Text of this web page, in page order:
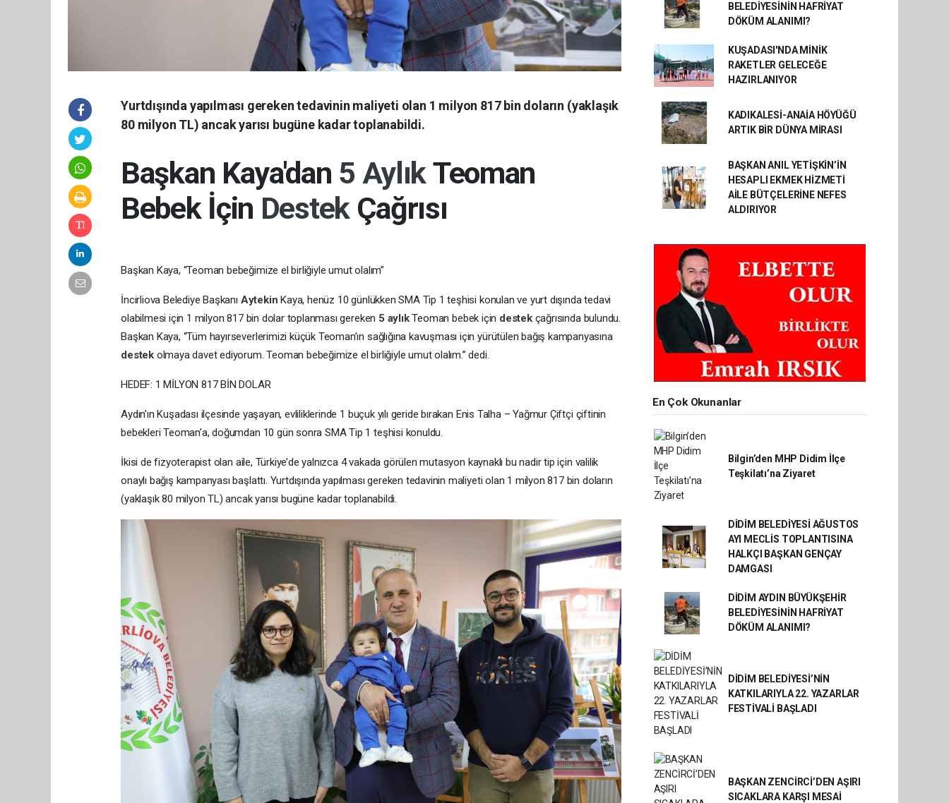
Yurtdışında yapılması gereken tedavinin maliyeti olan 1 milyon 817 bin doların (yaklaşık
80 milyon TL) ancak yarısı bugüne kadar toplanabildi.
Başkan Kaya'dan 5 Aylık Teoman
Bebek İçin Destek Çağrısı
Başkan Kaya, “Teoman bebeğimize el birliğiyle umut olalım”
İncirliova Belediye Başkanı AytekinKaya, henüz 10 günlükken SMA Tip 1 teşhisi konulan ve yurt dışında tedavi
olabilmesi için 1 milyon 817 bin dolar toplanması gereken 5 aylıkTeoman bebek için destek çağrısında bulundu.
Başkan Kaya, “Tüm hayırseverlerimizi küçük Teoman’ın sağlığına kavuşması için yürütülen bağış kampanyasına
destek olmaya davet ediyorum. Teoman bebeğimize el birliğiyle umut olalım.” dedi.
HEDEF: 1 MİLYON 817 BİN DOLAR
Aydın’ın Kuşadası ilçesinde yaşayan, evliliklerinde 1 buçuk yılı geride bırakan Enis Talha – Yağmur Çiftçi çiftinin
bebekleri Teoman’a, doğumdan 10 gün sonra SMA Tip 1 teşhisi konuldu.
İkisi de fizyoterapist olan aile, Türkiye’de yalnızca 4 vakada görülen mutasyon kaynaklı bu nadir tip için valilik
onaylı bağış kampanyası başlattı. Yurtdışında yapılması gereken tedavinin maliyeti olan 1 milyon 817 bin doların
(yaklaşık 80 milyon TL) ancak yarısı bugüne kadar toplanabildi.
BELEDİYESİNİN HAFRİYAT
DÖKÜM ALANIMI?
KUŞADASI'NDA MİNİK
RAKETLER GELECEĞE
HAZIRLANIYOR
KADIKALESİ-ANAİA HÖYÜĞÜ
ARTIK BİR DÜNYA MİRASI
BAŞKAN ANIL YETİŞKİN’İN
HESAPLI EKMEK HİZMETİ
AİLE BÜTÇELERİNE NEFES
ALDIRIYOR
En Çok Okunanlar
Bilgin’den MHP Didim İlçe
Teşkilatı’na Ziyaret
DİDİM BELEDİYESİ AĞUSTOS
AYI MECLİS TOPLANTISINA
HALKÇI BAŞKAN GENÇAY
DAMGASI
DİDİM AYDIN BÜYÜKŞEHİR
BELEDİYESİNİN HAFRİYAT
DÖKÜM ALANIMI?
DİDİM BELEDİYESİ’NİN
KATKILARIYLA 22. YAZARLAR
FESTİVALİ BAŞLADI
BAŞKAN ZENCİRCİ’DEN AŞIRI
SICAKLARA KARŞI MESAİ